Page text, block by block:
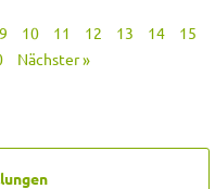
9 10 11 12 13 14
15
Nächster »